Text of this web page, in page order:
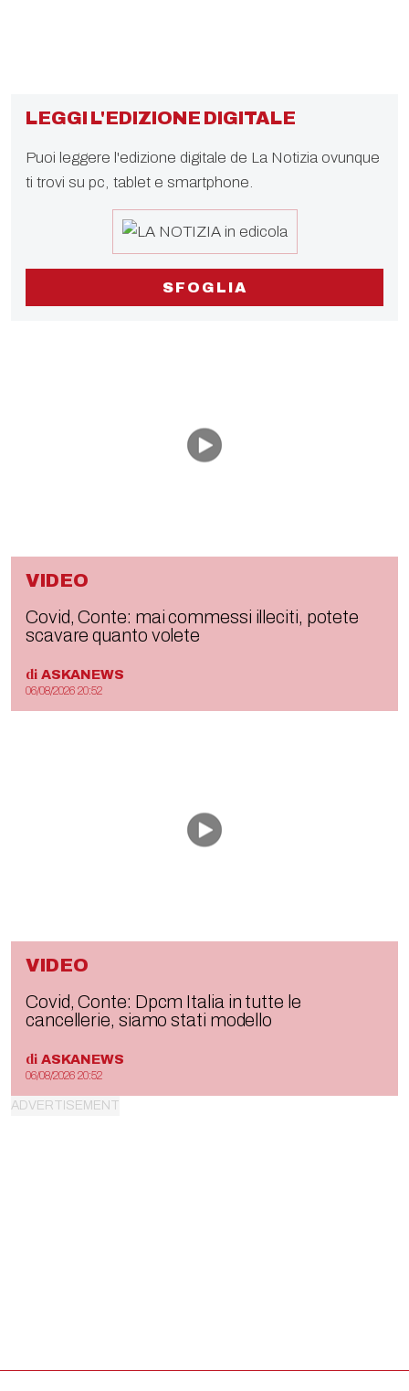
LEGGI L'EDIZIONE DIGITALE
Puoi leggere l'edizione digitale de La Notizia ovunque
ti trovi su pc, tablet e smartphone.
SFOGLIA
VIDEO
Covid, Conte: mai commessi illeciti, potete
scavare quanto volete
di ASKANEWS
06/08/2026 20:52
VIDEO
Covid, Conte: Dpcm Italia in tutte le
cancellerie, siamo stati modello
di ASKANEWS
06/08/2026 20:52